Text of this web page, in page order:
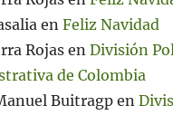
enFeliz Navidad
Rojas enDivisión
de Colombia
Buitragp en